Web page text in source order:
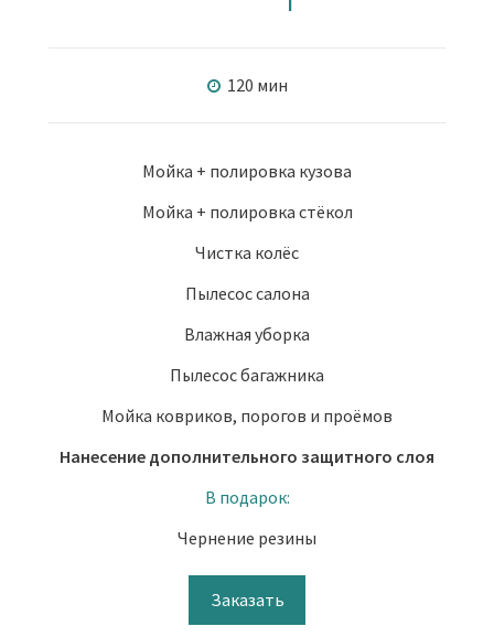
120 мин
Мойка + полировка кузова
Мойка + полировка стёкол
Чистка колёс
Пылесос салона
Влажная уборка
Пылесос багажника
Мойка ковриков, порогов и проёмов
Нанесение дополнительного защитного слоя
В подарок:
Чернение резины
Заказать